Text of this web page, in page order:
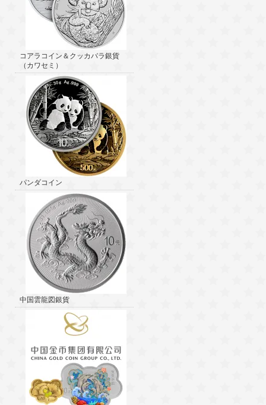
コアラコイン＆クッカバラ銀貨
（カワセミ）
パンダコイン
中国雲龍図銀貨